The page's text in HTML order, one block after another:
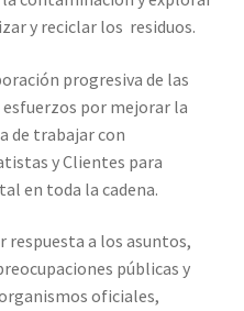
y reciclar los residuos.
progresiva de las
por mejorar la
de trabajar con
y Clientes para
en toda la cadena.
respuesta a los asuntos,
públicas y
oficiales,